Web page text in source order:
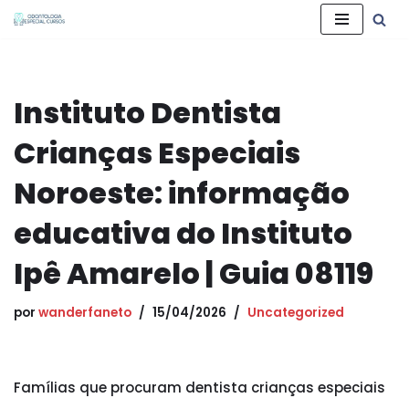
conteúdo
Instituto Dentista
Crianças Especiais
Noroeste: informação
educativa do Instituto
Ipê Amarelo | Guia 08119
por wanderfaneto 15/04/2026 Uncategorized
Famílias que procuram dentista crianças especiais